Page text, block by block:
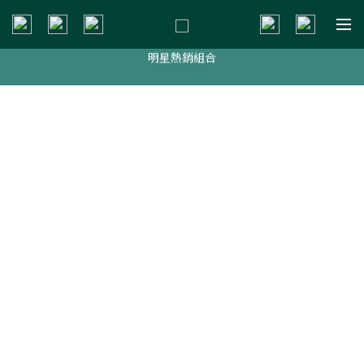
新會員贈$200購物金
明星熱銷組合
新會員贈$200購物金